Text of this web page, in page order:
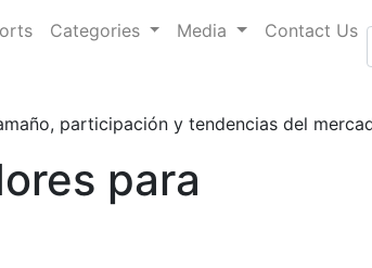
Categories Media Contact Us
participación y tendencias del
para